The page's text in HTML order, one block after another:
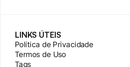
LINKS ÚTEIS
Política de Privacidade
Termos de Uso
Tags